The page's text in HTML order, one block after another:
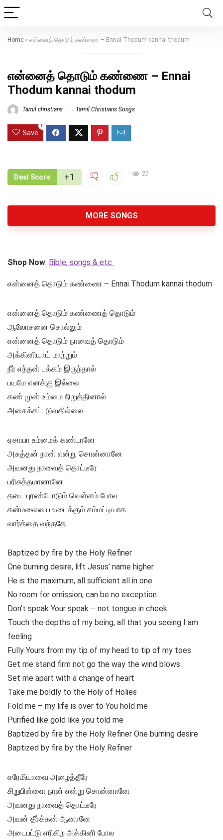
Home » என்னைத் தொடும் கண்ணை – Ennai Thodum kannai thodum
என்னைத் தொடும் கண்ணை – Ennai
Thodum kannai thodum
Tamil christians Tamil Christians Songs
Save
0
Deal Score +1 20
MORE SONGS
Shop Now: Bible, songs & etc
என்னைத் தொடும் கண்ணை – Ennai Thodum kannai thodum
என்னைத் தொடும் கண்ணைத் தொடும்
ஆலோசனை சொல்லும்
என்னைத் தொடும் நாவைத் தொடும்
அக்கினியாய் மாற்றும்
நீர் எந்தன் பக்கம் இருந்தால்
பயமே எனக்கு இல்லை
கண் முன் உம்மை நிறுத்தினால்
அசைக்கப்படுவதில்லை
ஏசாயா உம்மைக் கண்டானே
அசுத்தன் நான் என்று சொன்னானே
அவனது நாவைத் தொட்டீரே
பரிசுத்தமானானே
தடை புரண்டோடும் வெள்ளம் போல
கன்மலையை உடைக்கும் சம்மட்டியாக
வார்த்தை வந்ததே
Baptized by fire by the Holy Refiner
One burning desire, lift Jesus’ name higher
He is the maximum, all sufficient all in one
No room for omission, can be no exception
Don’t speak Your speak – not tongue in cheek
Touch the depths of my being, all that you seeing I am
feeling
Fully Yours from my tip of my head to tip of my toes
Get me stand firm not go the way the wind blows
Set me apart with a change of heart
Take me boldly to the Holy of Holies
Fold me – my life is over to You hold me
Purified like gold like you told me
Baptized by fire by the Holy Refiner One burning desire
Baptized by fire by the Holy Refiner
எரேமியாவை அழைத்தீரே
சிறுபிள்ளை நான் என்று சொன்னானே
அவனது நாவைத் தொட்டீரே
அவன் தீர்க்கன் ஆனானே
அடைபட்டு எரிகிற அக்கினி போல